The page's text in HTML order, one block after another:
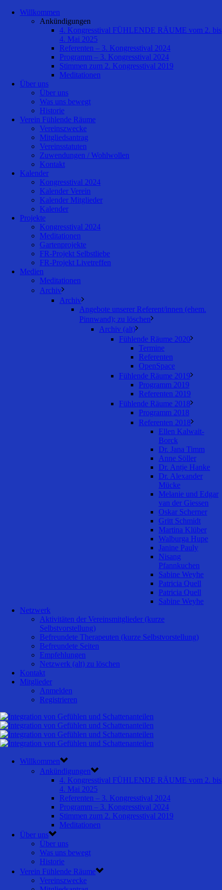
Willkommen
Ankündigungen
4. Kongresstival FÜHLENDE RÄUME vom 2. bis
4. Mai 2025
Referenten – 3. Kongresstival 2024
Programm – 3. Kongresstival 2024
Stimmen zum 2. Kongresstival 2019
Meditationen
Über uns
Über uns
Was uns bewegt
Historie
Verein Fühlende Räume
Vereinszwecke
Mitgliedsantrag
Vereinsstatuten
Zuwendungen / Wohlwollen
Kontakt
Kalender
Kongresstival 2024
Kalender Verein
Kalender Mitglieder
Kalender
Projekte
Kongresstival 2024
Meditationen
Gartenprojekte
FR-Projekt Selbstliebe
FR-Projekt Livetreffen
Medien
Meditationen
Archiv
Archiv
Angebote unserer Referent/innen (ehem.
Pinnwand); zu löschen
Archiv (alt)
Fühlende Räume 2020
Termine
Referenten
OpenSpace
Fühlende Räume 2019
Programm 2019
Referenten 2019
Fühlende Räume 2018
Programm 2018
Referenten 2018
Ellen Kalwait-
Borck
Dr. Jana Timm
Anne Söller
Dr. Antje Hanke
Dr. Alexander
Mücke
Melanie und Edgar
van der Giessen
Oskar Scherner
Gritt Schmidt
Martina Klüber
Walburga Hupe
Janine Pauly
Nisang
Pfannkuchen
Sabine Weyhe
Patricia Quell
Patricia Quell
Sabine Weyhe
Netzwerk
Aktivitäten der Vereinsmitglieder (kurze
Selbstvorstellung)
Befreundete Therapeuten (kurze Selbstvorstellung)
Befreundete Seiten
Empfehlungen
Netzwerk (alt) zu löschen
Kontakt
Mitglieder
Anmelden
Registrieren
Willkommen
Ankündigungen
4. Kongresstival FÜHLENDE RÄUME vom 2. bis
4. Mai 2025
Referenten – 3. Kongresstival 2024
Programm – 3. Kongresstival 2024
Stimmen zum 2. Kongresstival 2019
Meditationen
Über uns
Über uns
Was uns bewegt
Historie
Verein Fühlende Räume
Vereinszwecke